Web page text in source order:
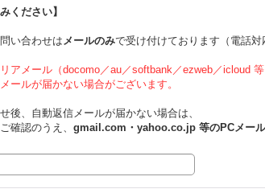
ください】
い合わせはメールのみで受け付けております（電話対
アメール（docomo／au／softbank／ezweb／icloud 等
ールが届かない場合がございます。
後、自動返信メールが届かない場合は、
確認のうえ、 gmail.com・yahoo.co.jp 等のPCメール